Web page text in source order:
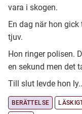
vara i skogen.
En dag när hon
tjuv.
Hon ringer polisen.
en sekund men det
Till slut levde hon
BERÄTTELSE